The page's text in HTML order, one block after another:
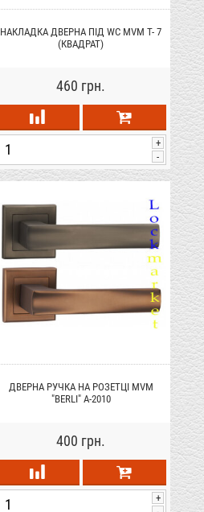
НАКЛАДКА ДВЕРНА ПІД WC MVM T- 7
(КВАДРАТ)
460 грн.
-
+
ДВЕРНА РУЧКА НА РОЗЕТЦІ MVM
"BERLI" A-2010
400 грн.
+